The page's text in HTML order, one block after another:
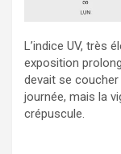
L’indice UV, très
exposition
devait se
journée, mais la
crépuscule.